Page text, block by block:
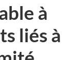
à
liés à